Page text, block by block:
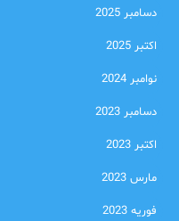
دسامبر 2025
اکتبر 2025
نوامبر 2024
دسامبر 2023
اکتبر 2023
مارس 2023
فوریه 2023